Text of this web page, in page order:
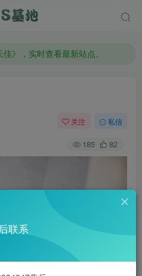
》，实时查看最新站点。
关注 私信
185 82
联系